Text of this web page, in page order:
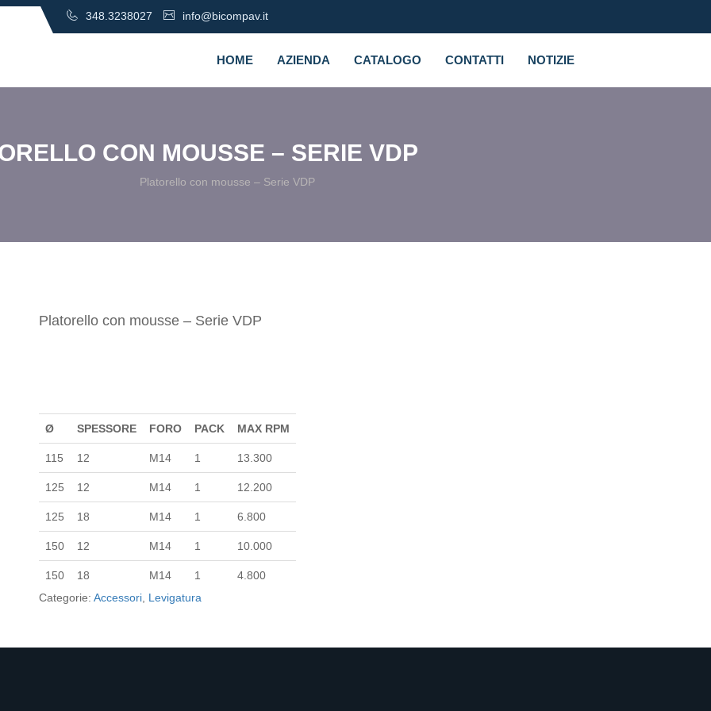
348.3238027 info@bicompav.it
HOME AZIENDA CATALOGO CONTATTI NOTIZIE
CON MOUSSE – SERIE VDP
Platorello con mousse – Serie VDP
Platorello con mousse – Serie VDP
Ø SPESSORE FORO PACK MAX RPM
115 12 M14 1 13.300
125 12 M14 1 12.200
125 18 M14 1 6.800
150 12 M14 1 10.000
150 18 M14 1
4.800
Categorie: Accessori, Levigatura